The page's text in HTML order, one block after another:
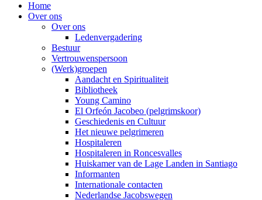
Home
Over ons
Over ons
Ledenvergadering
Bestuur
Vertrouwenspersoon
(Werk)groepen
Aandacht en Spiritualiteit
Bibliotheek
Young Camino
El Orfeón Jacobeo (pelgrimskoor)
Geschiedenis en Cultuur
Het nieuwe pelgrimeren
Hospitaleren
Hospitaleren in Roncesvalles
Huiskamer van de Lage Landen in Santiago
Informanten
Internationale contacten
Nederlandse Jacobswegen